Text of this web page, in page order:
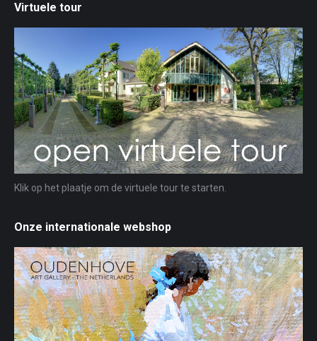
Virtuele tour
Klik op het plaatje om de virtuele tour te starten.
Onze internationale webshop